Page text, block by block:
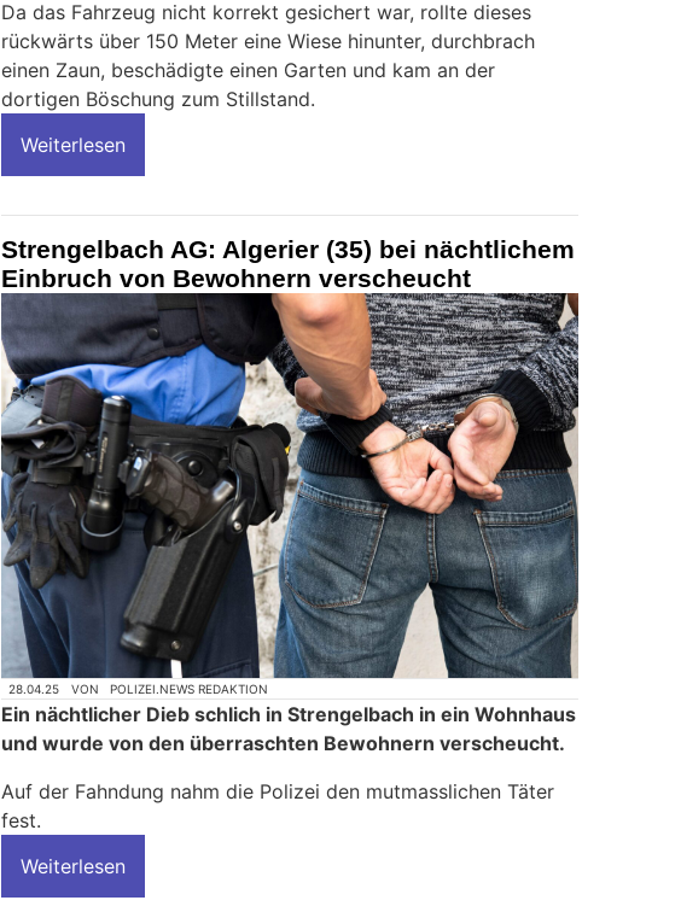
Da das Fahrzeug nicht korrekt gesichert war, rollte dieses
rückwärts über 150 Meter eine Wiese hinunter, durchbrach
einen Zaun, beschädigte einen Garten und kam an der
dortigen Böschung zum Stillstand.
Weiterlesen
Strengelbach AG: Algerier (35) bei nächtlichem
Einbruch von Bewohnern verscheucht
28.04.25 VON POLIZEI.NEWS REDAKTION
Ein nächtlicher Dieb schlich in Strengelbach in ein Wohnhaus
und wurde von den überraschten Bewohnern verscheucht.
Auf der Fahndung nahm die Polizei den mutmasslichen Täter
fest.
Weiterlesen